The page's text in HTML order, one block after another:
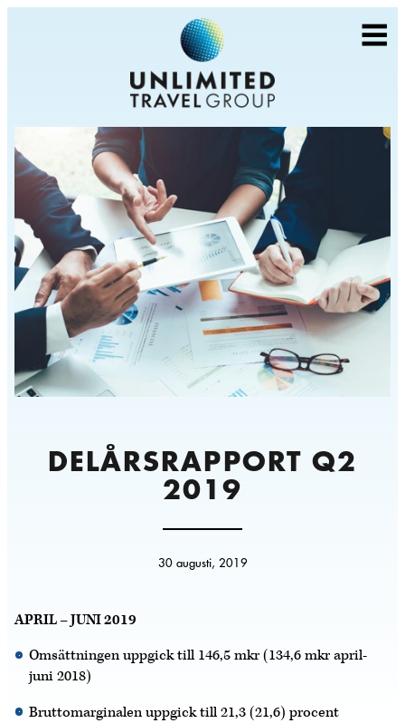
DELÅRSRAPPORT Q2
2019
30 augusti, 2019
APRIL – JUNI 2019
Omsättningen uppgick till 146,5 mkr (134,6 mkr april-
juni 2018)
Bruttomarginalen uppgick till 21,3 (21,6) procent